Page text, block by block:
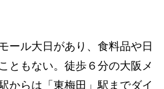
ール大日があり、食料品や日
ともない。徒歩６分の大阪メ
からは「東梅田」駅までダイ